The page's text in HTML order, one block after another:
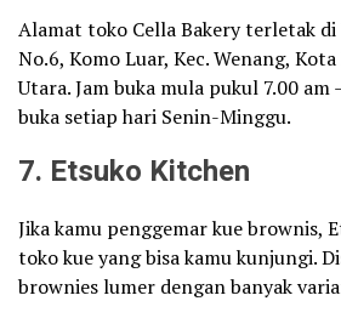
Alamat toko Cella Bakery terletak di
No.6, Komo Luar, Kec. Wenang,
Utara. Jam buka mula pukul 7.00 am
buka setiap hari Senin-Minggu.
7. Etsuko Kitchen
Jika kamu penggemar kue brownis,
toko kue yang bisa kamu kunjungi.
brownies lumer dengan banyak